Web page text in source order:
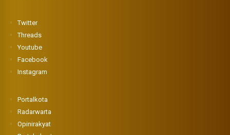
Twitter
Threads
Youtube
Facebook
Instagram
Portalkota
Radarwarta
Opinirakyat